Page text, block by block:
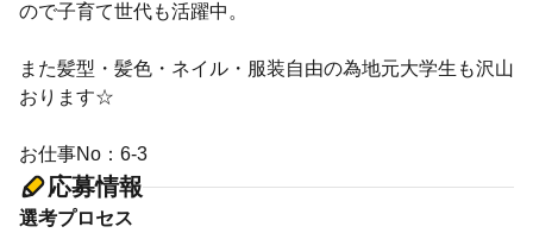
ので子育て世代も活躍中。
また髪型・髪色・ネイル・服装自由の為地元大学生も沢山
おります☆
お仕事No：6-3
応募情報
選考プロセス